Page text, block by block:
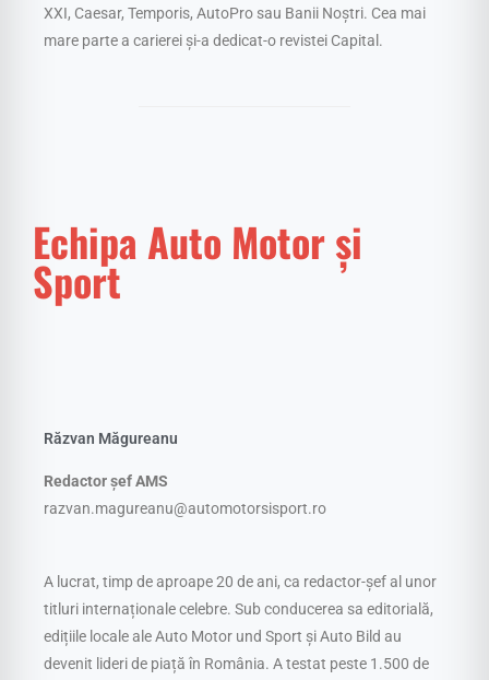
XXI, Caesar, Temporis, AutoPro sau Banii Noștri. Cea mai
mare parte a carierei și-a dedicat-o revistei Capital.
Echipa Auto Motor și
Sport
Răzvan Măgureanu
Redactor șef AMS
razvan.magureanu@automotorsisport.ro
A lucrat, timp de aproape 20 de ani, ca redactor-șef al unor
titluri internaționale celebre. Sub conducerea sa editorială,
edițiile locale ale Auto Motor und Sport și Auto Bild au
devenit lideri de piață în România. A testat peste 1.500 de